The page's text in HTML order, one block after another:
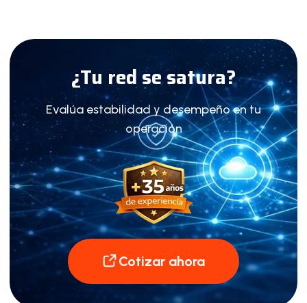
¿Tu red se satura?
Evalúa estabilidad y desempeño en tu
operación
Cotizar ahora